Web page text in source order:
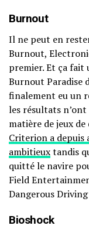
Burnout
Il ne peut en
Burnout,
premier. Et ça fait
Burnout Paradise
finalement eu un
les résultats n’ont
matière de jeux de
Criterion a
ambitieuxtandis
quitté le navire
Field
Dangerous
Bioshock